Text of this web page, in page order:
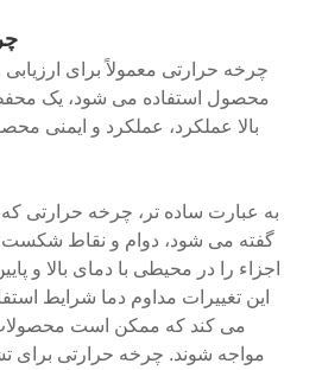
چرخه حرارتی معمولاً برای
محصول استفاده می شود، یک
بالا عملکرد، عملکرد و ایمنی
به عبارت ساده تر، چرخه حرارتی که
گفته می شود، دوام و نقاط شکست
اجزاء را در محیطی با دمای بالا و
این تغییرات مداوم دما شرایط
می کند که ممکن است
مواجه شوند. چرخه حرارتی